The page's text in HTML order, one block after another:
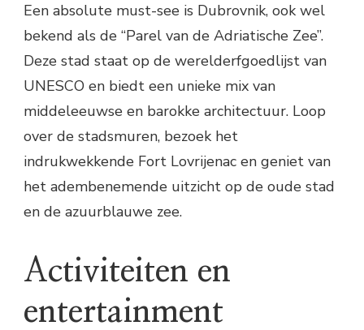
Een absolute must-see is Dubrovnik, ook wel
bekend als de “Parel van de Adriatische Zee”.
Deze stad staat op de werelderfgoedlijst van
UNESCO en biedt een unieke mix van
middeleeuwse en barokke architectuur. Loop
over de stadsmuren, bezoek het
indrukwekkende Fort Lovrijenac en geniet van
het adembenemende uitzicht op de oude stad
en de azuurblauwe zee.
Activiteiten en
entertainment